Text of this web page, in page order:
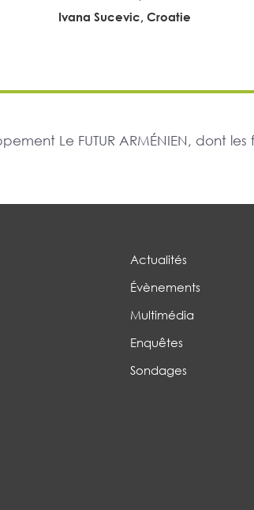
Ivana Sucevic, Croatie
Le FUTUR ARMÉNIEN, dont
Actualités
Évènements
Multimédia
Enquêtes
Sondages